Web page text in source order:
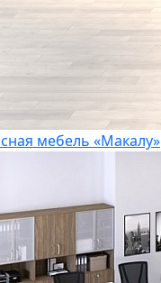
мебель «Макалу»